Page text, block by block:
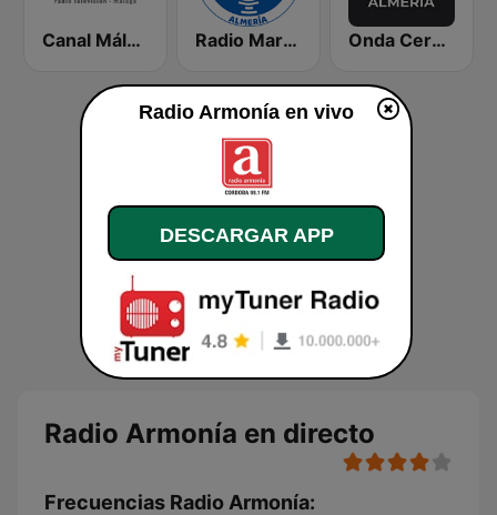
Canal Málaga Radio Marca Almería Onda Cero Almería
Radio Armonía en directo
Frecuencias Radio Armonía:
Radio Armonía en vivo
DESCARGAR APP